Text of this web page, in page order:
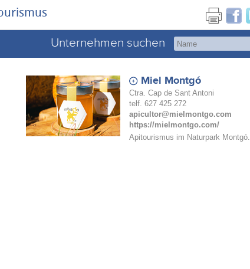
Unternehmen suchen
Miel Montgó
Ctra. Cap de Sant Antoni
telf. 627 425 272
apicultor@mielmontgo.com
https://mielmontgo.com/
Apitourismus im Naturpark Montgó.